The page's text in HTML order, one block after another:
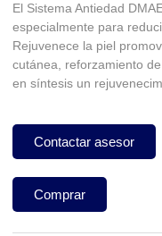
El Sistema Antiedad
especialmente para
Rejuvenece la piel
cutánea, reforzamiento
en síntesis un
Contactar asesor
Comprar